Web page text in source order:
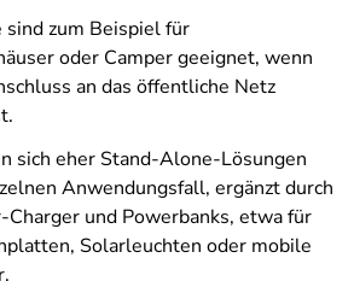
sind zum Beispiel für
oder Camper geeignet, wenn
an das öffentliche Netz
sich eher Stand-Alone-Lösungen
Anwendungsfall, ergänzt durch
Charger und Powerbanks, etwa für
Solarleuchten oder mobile